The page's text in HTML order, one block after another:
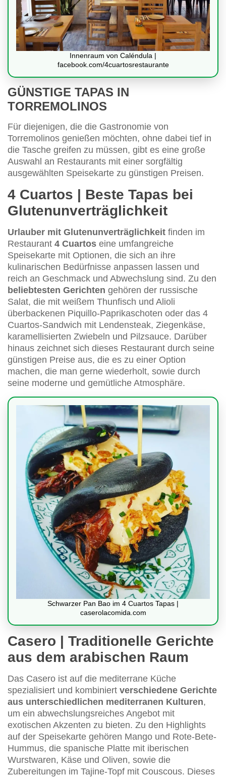
Innenraum von Caléndula |
facebook.com/4cuartosrestaurante
GÜNSTIGE TAPAS IN
TORREMOLINOS
Für diejenigen, die die Gastronomie von
Torremolinos genießen möchten, ohne dabei tief in
die Tasche greifen zu müssen, gibt es eine große
Auswahl an Restaurants mit einer sorgfältig
ausgewählten Speisekarte zu günstigen Preisen.
4 Cuartos | Beste Tapas bei
Glutenunverträglichkeit
Urlauber mit Glutenunverträglichkeit finden im
Restaurant 4 Cuartos eine umfangreiche
Speisekarte mit Optionen, die sich an ihre
kulinarischen Bedürfnisse anpassen lassen und
reich an Geschmack und Abwechslung sind. Zu den
beliebtesten Gerichten gehören der russische
Salat, die mit weißem Thunfisch und Alioli
überbackenen Piquillo-Paprikaschoten oder das 4
Cuartos-Sandwich mit Lendensteak, Ziegenkäse,
karamellisierten Zwiebeln und Pilzsauce. Darüber
hinaus zeichnet sich dieses Restaurant durch seine
günstigen Preise aus, die es zu einer Option
machen, die man gerne wiederholt, sowie durch
seine moderne und gemütliche Atmosphäre.
Schwarzer Pan Bao im 4 Cuartos Tapas |
caserolacomida.com
Casero | Traditionelle Gerichte
aus dem arabischen Raum
Das Casero ist auf die mediterrane Küche
spezialisiert und kombiniert verschiedene Gerichte
aus unterschiedlichen mediterranen Kulturen,
um ein abwechslungsreiches Angebot mit
exotischen Akzenten zu bieten. Zu den Highlights
auf der Speisekarte gehören Mango und Rote-Bete-
Hummus, die spanische Platte mit iberischen
Wurstwaren, Käse und Oliven, sowie die
Zubereitungen im Tajine-Topf mit Couscous. Dieses